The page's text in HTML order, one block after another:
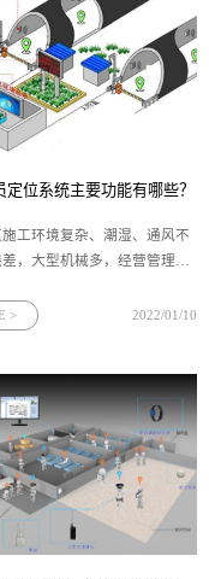
定位系统主要功能有哪些？
施工环境复杂、潮湿、通风不
差，大型机械多，经营管理相
，因而规定在隧道施工过程
> 2022/01/10